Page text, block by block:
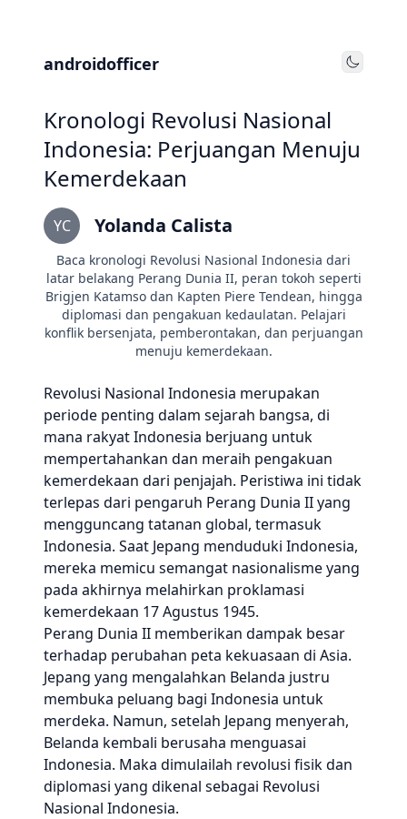
androidofficer Toggle
Kronologi Revolusi Nasional
Indonesia: Perjuangan Menuju
Kemerdekaan
YC Yolanda Calista
Baca kronologi Revolusi Nasional Indonesia dari
latar belakang Perang Dunia II, peran tokoh seperti
Brigjen Katamso dan Kapten Piere Tendean, hingga
diplomasi dan pengakuan kedaulatan. Pelajari
konflik bersenjata, pemberontakan, dan perjuangan
menuju kemerdekaan.
Revolusi Nasional Indonesia merupakan
periode penting dalam sejarah bangsa, di
mana rakyat Indonesia berjuang untuk
mempertahankan dan meraih pengakuan
kemerdekaan dari penjajah. Peristiwa ini tidak
terlepas dari pengaruh Perang Dunia II yang
mengguncang tatanan global, termasuk
Indonesia. Saat Jepang menduduki Indonesia,
mereka memicu semangat nasionalisme yang
pada akhirnya melahirkan proklamasi
kemerdekaan 17 Agustus 1945.
Perang Dunia II memberikan dampak besar
terhadap perubahan peta kekuasaan di Asia.
Jepang yang mengalahkan Belanda justru
membuka peluang bagi Indonesia untuk
merdeka. Namun, setelah Jepang menyerah,
Belanda kembali berusaha menguasai
Indonesia. Maka dimulailah revolusi fisik dan
diplomasi yang dikenal sebagai Revolusi
Nasional Indonesia.